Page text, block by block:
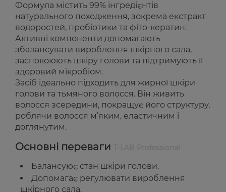
Формула містить 99% інгредієнтів
натурального походження, зокрема екстракт
водоростей, пробіотики та фіто-кератин.
Активні компоненти допомагають
збалансувати вироблення шкірного сала,
заспокоюють шкіру голови та підтримують її
здоровий мікробіом.
Засіб ідеально підходить для жирної шкіри
голови та тьмяного волосся. Він живить
волосся зсередини, покращує його структуру,
роблячи волосся м’яким, еластичним і
доглянутим.
Основні переваги
Балансуює стан шкіри голови.
Допомагає регулювати вироблення
шкірного сала.